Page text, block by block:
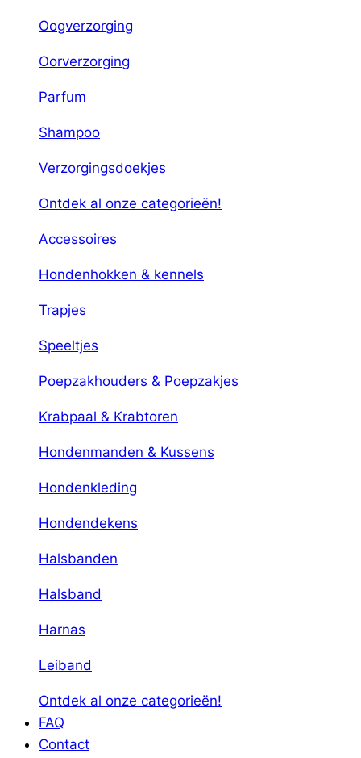
Oogverzorging
Oorverzorging
Parfum
Shampoo
Verzorgingsdoekjes
Ontdek al onze categorieën!
Accessoires
Hondenhokken & kennels
Trapjes
Speeltjes
Poepzakhouders & Poepzakjes
Krabpaal & Krabtoren
Hondenmanden & Kussens
Hondenkleding
Hondendekens
Halsbanden
Halsband
Harnas
Leiband
Ontdek al onze categorieën!
FAQ
Contact